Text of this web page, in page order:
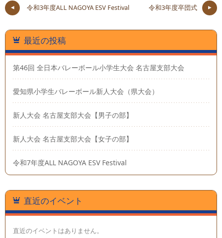
令和3年度ALL NAGOYA ESV Festival 令和3年度卒団式
最近の投稿
第46回 全日本バレーボール小学生大会 名古屋支部大会
愛知県小学生バレーボール新人大会（県大会）
新人大会 名古屋支部大会【男子の部】
新人大会 名古屋支部大会【女子の部】
令和7年度ALL NAGOYA ESV Festival
直近のイベント
直近のイベントはありません。